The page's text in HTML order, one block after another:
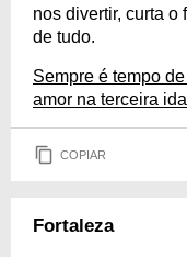
nos divertir, curta o
de tudo.
Sempre é tempo
amor na terceira
COPIAR
Fortaleza